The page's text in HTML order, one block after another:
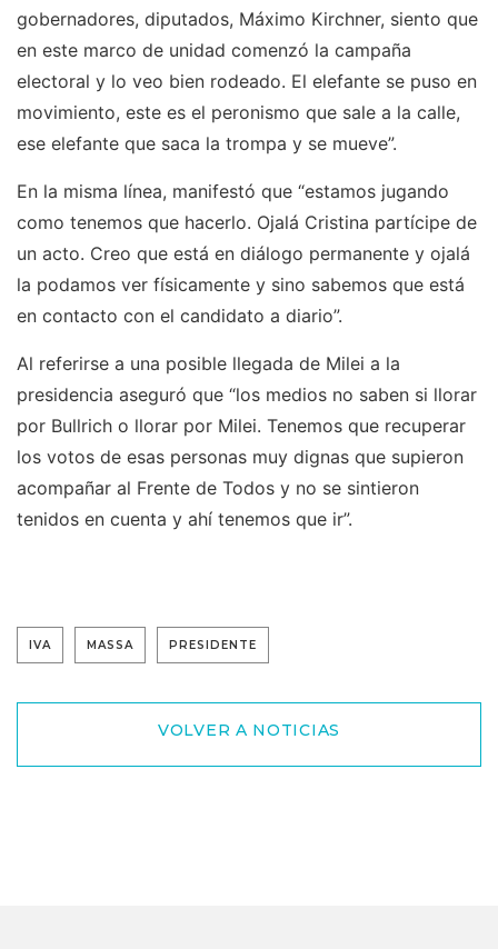
gobernadores, diputados, Máximo Kirchner, siento que
en este marco de unidad comenzó la campaña
electoral y lo veo bien rodeado. El elefante se puso en
movimiento, este es el peronismo que sale a la calle,
ese elefante que saca la trompa y se mueve”.
En la misma línea, manifestó que “estamos jugando
como tenemos que hacerlo. Ojalá Cristina partícipe de
un acto. Creo que está en diálogo permanente y ojalá
la podamos ver físicamente y sino sabemos que está
en contacto con el candidato a diario”.
Al referirse a una posible llegada de Milei a la
presidencia aseguró que “los medios no saben si llorar
por Bullrich o llorar por Milei. Tenemos que recuperar
los votos de esas personas muy dignas que supieron
acompañar al Frente de Todos y no se sintieron
tenidos en cuenta y ahí tenemos que ir”.
IVA MASSA PRESIDENTE
VOLVER A NOTICIAS